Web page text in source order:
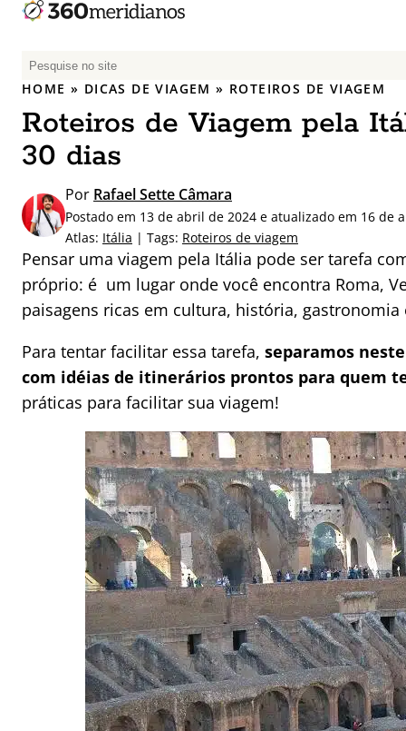
P
e
q
u
i
a
r
p
o
r
:
HOME » DICAS DE VIAGEM » ROTEIROS DE VIAGEM
Roteiros de Viagem pela
30 dias
Por Rafael Sette Câmara
Postado em 13 de abril de 2024 e atualizado em 16 de
Atlas: Itália | Tags: Roteiros de viagem
Pensar uma viagem pela Itália pode ser tarefa
próprio: é um lugar onde você encontra Roma,
paisagens ricas em cultura, história, gastronomia
Para tentar facilitar essa tarefa, separamos
com idéias de itinerários prontos para quem
práticas para facilitar sua viagem!